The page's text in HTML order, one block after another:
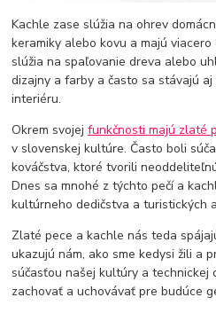
Kachle zase slúžia na ohrev
keramiky alebo kovu a majú
slúžia na spaľovanie dreva alebo
dizajny a farby a často sa stávajú
interiéru.
Okrem svojejfunkčnosti majú zlaté
v slovenskej kultúre. Často boli
kováčstva, ktoré tvorili
Dnes sa mnohé z týchto pečí a
kultúrneho dedičstva a turistických
Zlaté pece a kachle nás teda
ukazujú nám, ako sme kedysi žili a
súčasťou našej kultúry a technickej
zachovať a uchovávať pre budúce